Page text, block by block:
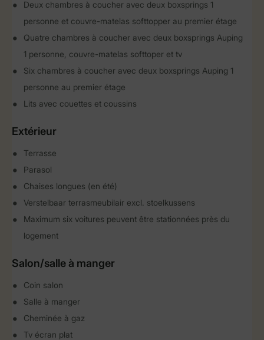
Deux chambres à coucher avec deux boxsprings 1
personne et couvre-matelas softtopper au premier étage
Quatre chambres à coucher avec deux boxsprings Auping
1 personne, couvre-matelas softtoper et tv
Six chambres à coucher avec deux boxsprings Auping 1
personne au premier étage
Lits avec couettes et coussins
Extérieur
Terrasse
Parasol
Chaises longues (en été)
Verstelbaar terrasmeubilair excl. stoelkussens
Maximum six voitures peuvent être stationnées près du
logement
Salon/salle à manger
Coin salon
Salle à manger
Cheminée à gaz
Tv écran plat